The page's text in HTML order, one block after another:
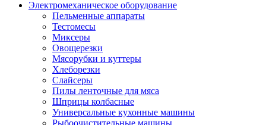
Электромеханическое оборудование
Пельменные аппараты
Тестомесы
Миксеры
Овощерезки
Мясорубки и куттеры
Хлеборезки
Слайсеры
Пилы ленточные для мяса
Шприцы колбасные
Универсальные кухонные машины
Рыбоочистительные машины